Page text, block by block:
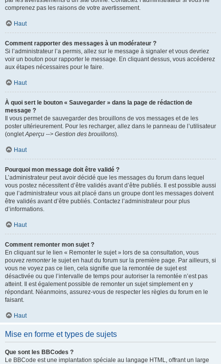
comprenez pas les raisons de votre avertissement.
Haut
Comment rapporter des messages à un modérateur ?
Si l’administrateur l’a permis, allez sur le message à signaler et vous devriez
voir un bouton pour rapporter le message. En cliquant dessus, vous accéderez
aux étapes nécessaires pour le faire.
Haut
À quoi sert le bouton « Sauvegarder » dans la page de rédaction de
message ?
Il vous permet de sauvegarder des brouillons de vos messages et de les
poster ultérieurement. Pour les recharger, allez dans le panneau de l’utilisateur
(ongletAperçu --> Gestion des brouillons).
Haut
Pourquoi mon message doit être validé ?
L’administrateur peut avoir décidé que les messages du forum dans lequel
vous postez nécessitent d’être validés avant d’être publiés. Il est possible aussi
que l’administrateur vous ait placé dans un groupe dont les messages doivent
être validés avant d’être publiés. Contactez l’administrateur pour plus
d’informations.
Haut
Comment remonter mon sujet ?
En cliquant sur le lien « Remonter le sujet » lors de sa consultation, vous
pouvez remonterle sujet en haut du forum sur la première page. Par ailleurs, si
vous ne voyez pas ce lien, cela signifie que la remontée de sujet est
désactivée ou que l’intervalle de temps pour autoriser la remontée n’est pas
atteint. Il est également possible de remonter un sujet simplement en y
répondant. Néanmoins, assurez-vous de respecter les règles du forum en le
faisant.
Haut
Mise en forme et types de sujets
Que sont les BBCodes ?
Le BBCode est une implantation spéciale au langage HTML, offrant un large